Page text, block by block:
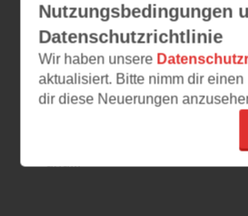
Dracula & Töchter
05.08.2026 – 15:01
Teenie-Grusel
"Dracula & Töchter" ist
Nutzungsbedingungen
Datenschutzrichtlinie
Wir haben unsere
aktualisiert. Bitte nimm dir einen
dir diese Neuerungen